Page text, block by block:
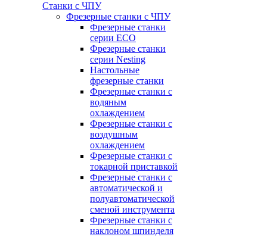
Станки с ЧПУ
Фрезерные станки с ЧПУ
Фрезерные станки
серии ECO
Фрезерные станки
серии Nesting
Настольные
фрезерные станки
Фрезерные станки с
водяным
охлаждением
Фрезерные станки с
воздушным
охлаждением
Фрезерные станки с
токарной приставкой
Фрезерные станки с
автоматической и
полуавтоматической
сменой инструмента
Фрезерные станки с
наклоном шпинделя